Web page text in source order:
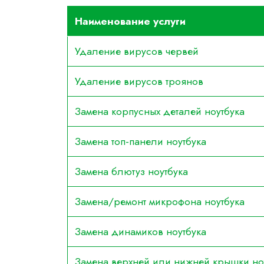
Наименование услуги
Удаление вирусов червей
Удаление вирусов троянов
Замена корпусных деталей ноутбука
Замена топ-панели ноутбука
Замена блютуз ноутбука
Замена/ремонт микрофона ноутбука
Замена динамиков ноутбука